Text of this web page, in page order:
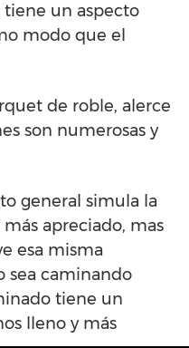
un aspecto
modo que el
de roble, alerce
son numerosas y
general simula la
apreciado, mas
esa misma
sea caminando
tiene un
lleno y más